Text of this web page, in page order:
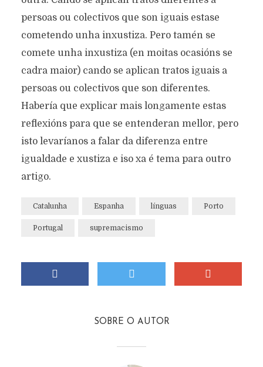
persoas ou colectivos que son iguais estase
cometendo unha inxustiza. Pero tamén se
comete unha inxustiza (en moitas ocasións se
cadra maior) cando se aplican tratos iguais a
persoas ou colectivos que son diferentes.
Habería que explicar mais longamente estas
reflexións para que se entenderan mellor, pero
isto levaríanos a falar da diferenza entre
igualdade e xustiza e iso xa é tema para outro
artigo.
Catalunha Espanha línguas Porto
Portugal supremacismo
SOBRE O AUTOR